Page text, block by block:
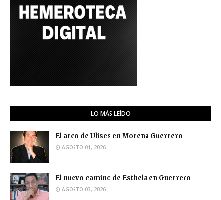
LO MÁS LEÍDO
El arco de Ulises en Morena Guerrero
AGOSTO 01, 2026
El nuevo camino de Esthela en Guerrero
AGOSTO 03, 2026